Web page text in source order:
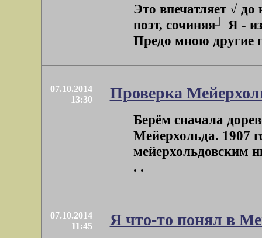
Это впечатляет √ до
поэт, сочиняя┘ Я -
Предо мною другие
07.10.2014
13:30
Проверка
Берём сначала
Мейерхольда. 1907
мейерхольдовским
. .
07.10.2014
11:45
Я что-то понял в